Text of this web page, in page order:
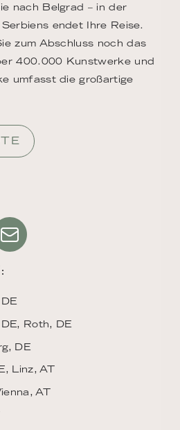
Roth, DE
DE
Linz, AT
AT
nach Belgrad – in der
endet Ihre Reise.
zum Abschluss noch das
400.000 Kunstwerke und
umfasst die großartige